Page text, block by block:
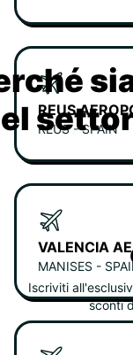
REUS
REUS - SPAIN
VALENCIA
MANISES -
Iscriviti
sconti